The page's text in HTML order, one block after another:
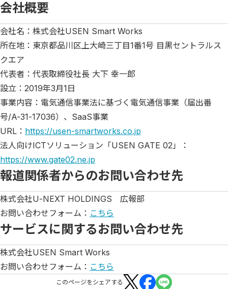
会社概要
会社名：株式会社USEN Smart Works
所在地：東京都品川区上大崎三丁目1番1号 目黒セントラルス
クエア
代表者：代表取締役社⾧ 大下 幸一郎
設立：2019年3月1日
事業内容：電気通信事業法に基づく電気通信事業（届出番
号/A-31-17036）、SaaS事業
URL： https://usen-smartworks.co.jp
法人向けICTソリューション「USEN GATE 02」：
https://www.gate02.ne.jp
報道関係者からのお問い合わせ先
株式会社U-NEXT HOLDINGS 広報部
お問い合わせフォーム： こちら
サービスに関するお問い合わせ先
株式会社USEN Smart Works
お問い合わせフォーム： こちら
このページをシェアする